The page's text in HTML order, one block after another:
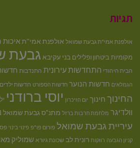
תגיות
אולפנת אמי"ת גבעת שמואל אולפנת אמי''ת
מקומיותביטחון ופלילים בני עקיבא גבעת
הבית היהודי התחדשות עירונית התנדבות חדשות
הגמלאים חדשות הנוער חדשות הספורט חדשות ילדים
החינוך חינוך יום הזיכרון יוסי ברודני
וולדיגר מלחמת חרבות ברזל מתנ"ס גבעת שמואל
עיריית גבעת שמואל פורום פו"פ פינוי בינוי
קניון הגבעה רווקות רונית לב שכונת גיוראשמוליק